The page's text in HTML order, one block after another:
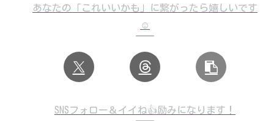
あなたの「これいいかも」に繋がったら嬉しいです
☺️
SNSフォロー＆イイね👍励みになります！